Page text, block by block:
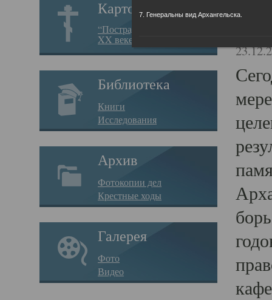
Картотека
“Пострадавшие за веру в
XX веке на Севере”
Библиотека
Книги
Исследования
Архив
Фотокопии дел
Крестные ходы
Галерея
Фото
Видео
7. Генеральны вид Архангельска.